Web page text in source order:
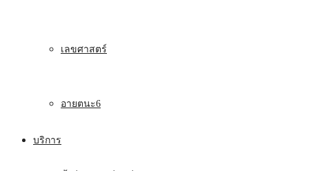
เลขศาสตร์
อายตนะ6
บริการ